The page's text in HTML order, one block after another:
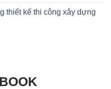
thiết kế thi công xây dựng